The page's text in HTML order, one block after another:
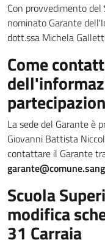
Con provvedimento
nominato Garante
dott.ssa Michela
Come
La sede del Garante è
Giovanni Battista
contattare il Garante
Scuola
modifica
31 Carraia